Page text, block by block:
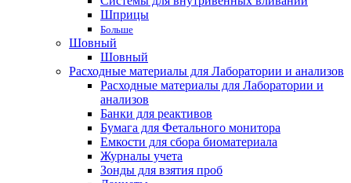
Шприцы
Больше
Шовный
Шовный
Расходные материалы для Лаборатории и анализов
Расходные материалы для Лаборатории и
анализов
Банки для реактивов
Бумага для Фетального монитора
Емкости для сбора биоматериала
Журналы учета
Зонды для взятия проб